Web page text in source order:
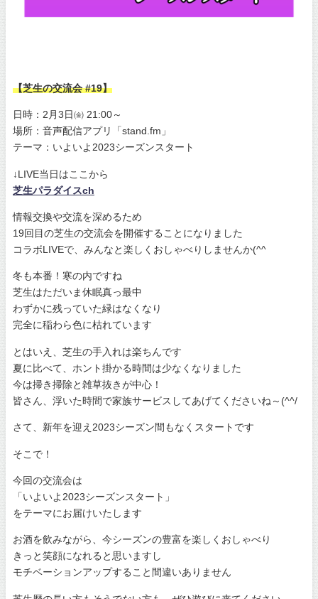
【芝生の交流会 #19】
日時：2月3日㈮ 21:00～
場所：音声配信アプリ「stand.fm」
テーマ：いよいよ2023シーズンスタート
↓LIVE当日はここから
芝生パラダイスch
情報交換や交流を深めるため
19回目の芝生の交流会を開催することになりました
コラボLIVEで、みんなと楽しくおしゃべりしませんか(^^
冬も本番！寒の内ですね
芝生はただいま休眠真っ最中
わずかに残っていた緑はなくなり
完全に稲わら色に枯れています
とはいえ、芝生の手入れは楽ちんです
夏に比べて、ホント掛かる時間は少なくなりました
今は掃き掃除と雑草抜きが中心！
皆さん、浮いた時間で家族サービスしてあげてくださいね～(^^/
さて、新年を迎え2023シーズン間もなくスタートです
そこで！
今回の交流会は
「いよいよ2023シーズンスタート」
をテーマにお届けいたします
お酒を飲みながら、今シーズンの豊富を楽しくおしゃべり
きっと笑顔になれると思いますし
モチベーションアップすること間違いありません